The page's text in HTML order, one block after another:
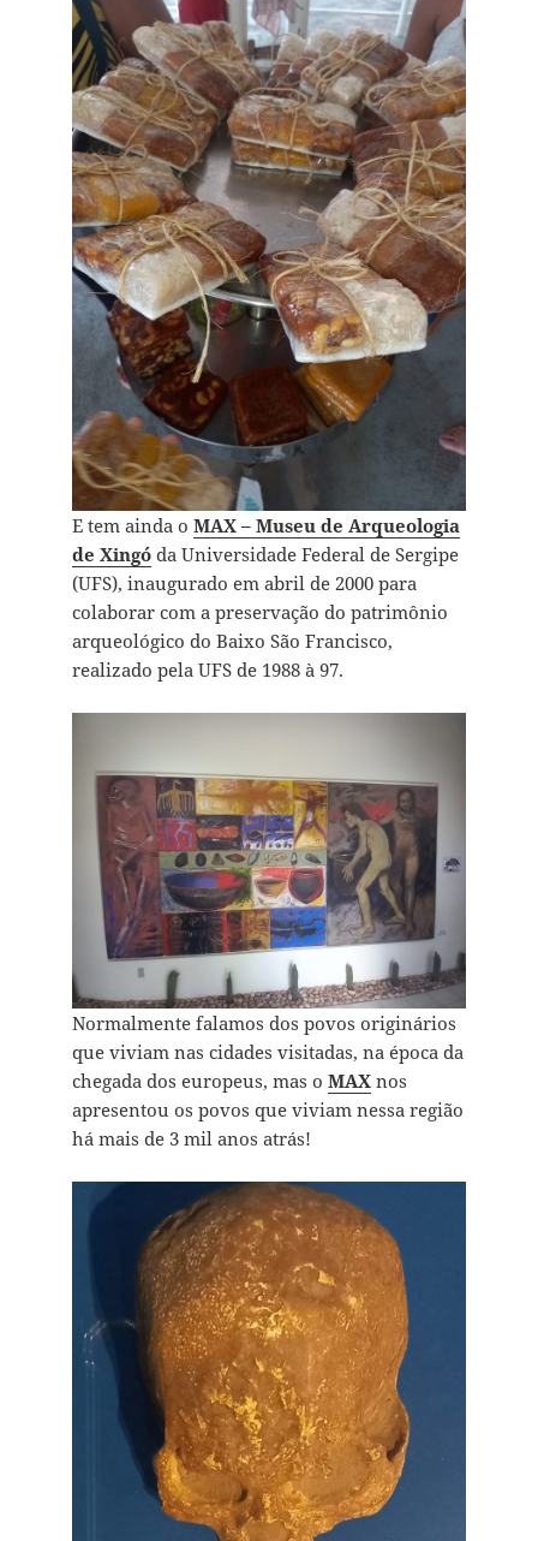
E tem ainda o MAX – Museu de Arqueologia
de Xingóda Universidade Federal de Sergipe
(UFS), inaugurado em abril de 2000 para
colaborar com a preservação do patrimônio
arqueológico do Baixo São Francisco,
realizado pela UFS de 1988 à 97.
Normalmente falamos dos povos originários
que viviam nas cidades visitadas, na época da
chegada dos europeus, mas o MAXnos
apresentou os povos que viviam nessa região
há mais de 3 mil anos atrás!